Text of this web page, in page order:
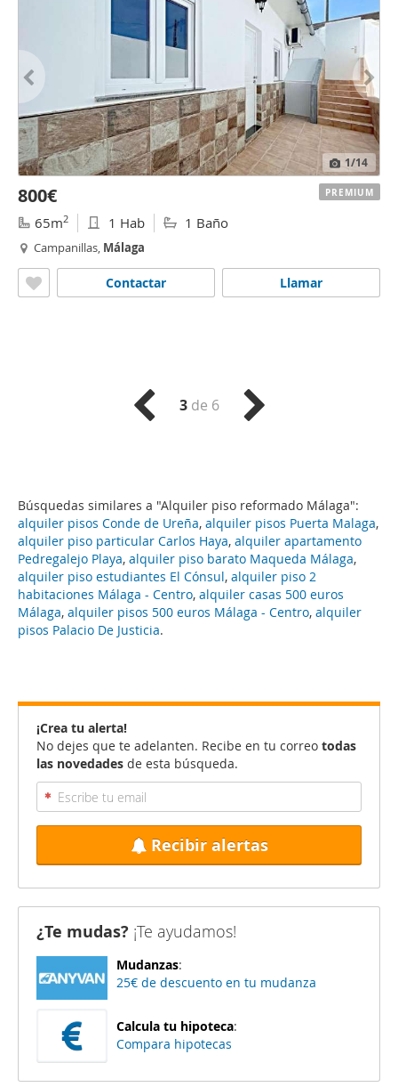
Búsquedas similares a "Alquiler piso reformado Málaga":
alquiler pisos Conde de Ureña, alquiler pisos Puerta Malaga,
alquiler piso particular Carlos Haya, alquiler apartamento
Pedregalejo Playa, alquiler piso barato Maqueda Málaga,
alquiler piso estudiantes El Cónsul, alquiler piso 2
habitaciones Málaga - Centro, alquiler casas 500 euros
Málaga, alquiler pisos 500 euros Málaga - Centro, alquiler
pisos Palacio De Justicia.
1/14
800€
65m2 1 Hab 1 Baño
Campanillas, Málaga
Llamar
Contactar
PREMIUM
3de 6
¡Crea tu alerta!
No dejes que te adelanten. Recibe en tu correo todas
las novedades de esta búsqueda.
Recibir alertas
¿Te mudas? ¡Te ayudamos!
Mudanzas:
25€ de descuento en tu mudanza
Calcula tu hipoteca:
Compara hipotecas